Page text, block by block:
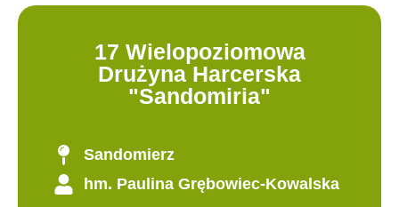
17 Wielopoziomowa
Drużyna Harcerska
"Sandomiria"
Sandomierz
hm. Paulina Grębowiec-Kowalska